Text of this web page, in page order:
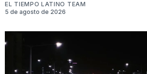
EL TIEMPO LATINO TEAM
5 de agosto de 2026